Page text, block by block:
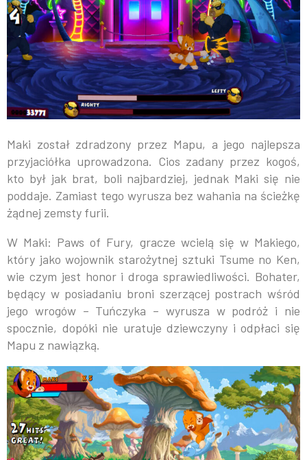
Maki został zdradzony przez Mapu, a jego najlepsza
przyjaciółka uprowadzona. Cios zadany przez kogoś,
kto był jak brat, boli najbardziej, jednak Maki się nie
poddaje. Zamiast tego wyrusza bez wahania na ścieżkę
żądnej zemsty furii.
W Maki: Paws of Fury, gracze wcielą się w Makiego,
który jako wojownik starożytnej sztuki Tsume no Ken,
wie czym jest honor i droga sprawiedliwości. Bohater,
będący w posiadaniu broni szerzącej postrach wśród
jego wrogów – Tuńczyka – wyrusza w podróż i nie
spocznie, dopóki nie uratuje dziewczyny i odpłaci się
Mapu z nawiązką.